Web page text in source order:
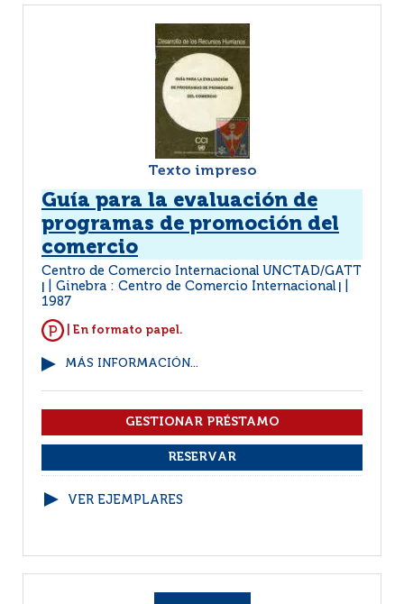
Texto impreso
Guía para la evaluación de
programas de promoción del
comercio
Centro de Comercio Internacional UNCTAD/GATT
Ginebra : Centro de Comercio Internacional
1987
| En formato papel.
MÁS INFORMACIÓN...
VER EJEMPLARES